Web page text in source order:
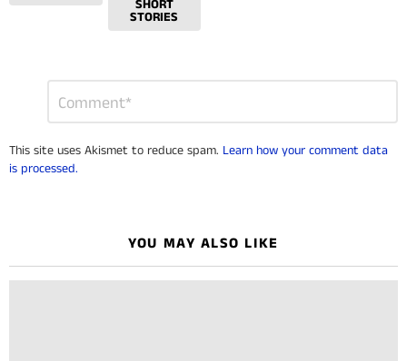
SHORT
STORIES
This site uses Akismet to reduce spam. Learn how your comment data
is processed.
YOU MAY ALSO LIKE